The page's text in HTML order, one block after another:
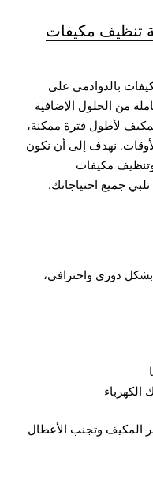
تنظيف مكيفات
بالدوادمي على
من الحلول الإضافية
لأطول فترة ممكنة،
نهدف إلى أن نكون
تنظيف مكيفات
جميع احتياجاتك.
دوري واحترافي،
الكهرباء
المكيف وتجنب الأعطال